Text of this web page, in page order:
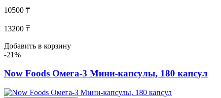
10500 ₸
13200 ₸
Добавить в корзину
-21%
Now Foods Омега-3 Мини-капсулы, 180 капсул